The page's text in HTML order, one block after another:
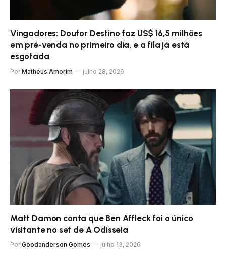
Vingadores: Doutor Destino faz US$ 16,5 milhões
em pré-venda no primeiro dia, e a fila já está
esgotada
Por Matheus Amorim julho 28, 2026
Matt Damon conta que Ben Affleck foi o único
visitante no set de A Odisseia
Por Goodanderson Gomes julho 13, 2026